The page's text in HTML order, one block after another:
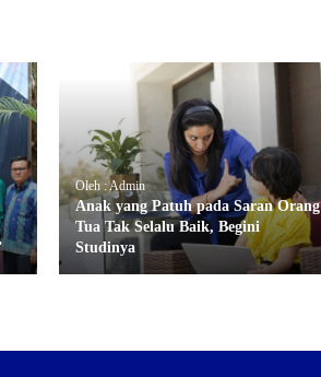
Oleh : Admin
Anak yang Patuh pada Saran Orang
Tua Tak Selalu Baik, Begini
Studinya